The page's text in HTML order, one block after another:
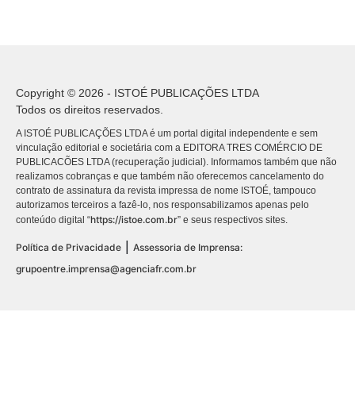
Copyright © 2026 - ISTOÉ PUBLICAÇÕES LTDA
Todos os direitos reservados.
A ISTOÉ PUBLICAÇÕES LTDA é um portal digital independente e sem
vinculação editorial e societária com a EDITORA TRES COMÉRCIO DE
PUBLICACÕES LTDA (recuperação judicial). Informamos também que não
realizamos cobranças e que também não oferecemos cancelamento do
contrato de assinatura da revista impressa de nome ISTOÉ, tampouco
autorizamos terceiros a fazê-lo, nos responsabilizamos apenas pelo
conteúdo digital “https://istoe.com.br” e seus respectivos sites.
Política de Privacidade
Assessoria de Imprensa:
grupoentre.imprensa@agenciafr.com.br